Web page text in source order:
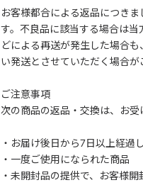
お客様都合による返品につき
す。不良品に該当する場合は
どによる再送が発生した場合
い発送とさせていただく場合が
ご注意事項
次の商品の返品・交換は、お受
・お届け後日から7日以上経過
・一度ご使用になられた商品
・未開封品の提供で、お客様開